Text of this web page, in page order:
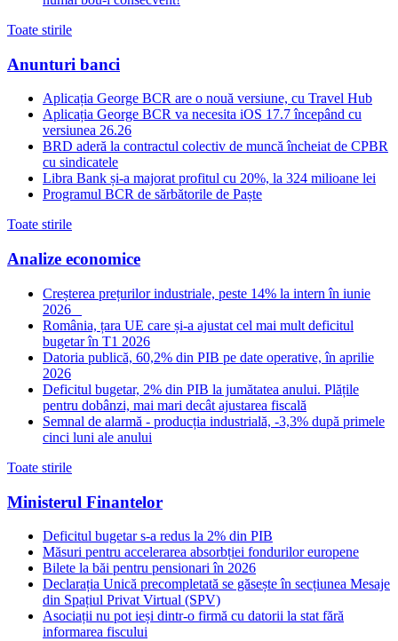
Toate stirile
Anunturi banci
Aplicația George BCR are o nouă versiune, cu Travel Hub
Aplicația George BCR va necesita iOS 17.7 începând cu
versiunea 26.26
BRD aderă la contractul colectiv de muncă încheiat de CPBR
cu sindicatele
Libra Bank și-a majorat profitul cu 20%, la 324 milioane lei
Programul BCR de sărbătorile de Paște
Toate stirile
Analize economice
Creșterea prețurilor industriale, peste 14% la intern în iunie
2026
România, țara UE care și-a ajustat cel mai mult deficitul
bugetar în T1 2026
Datoria publică, 60,2% din PIB pe date operative, în aprilie
2026
Deficitul bugetar, 2% din PIB la jumătatea anului. Plățile
pentru dobânzi, mai mari decât ajustarea fiscală
Semnal de alarmă - producția industrială, -3,3% după primele
cinci luni ale anului
Toate stirile
Ministerul Finantelor
Deficitul bugetar s-a redus la 2% din PIB
Măsuri pentru accelerarea absorbției fondurilor europene
Bilete la băi pentru pensionari în 2026
Declarația Unică precompletată se găsește în secțiunea Mesaje
din Spațiul Privat Virtual (SPV)
Asociații nu pot ieși dintr-o firmă cu datorii la stat fără
informarea fiscului